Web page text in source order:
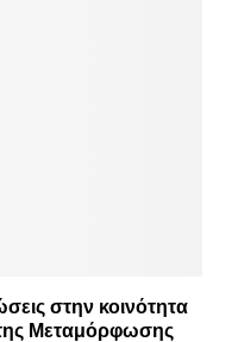
στην κοινότητα
Μεταμόρφωσης